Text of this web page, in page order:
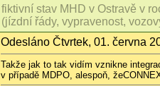
fiktivní stav MHD v Ostravě v
(jízdní řády, vypravenost,
Odesláno Čtvrtek, 01. června
Takže jak to tak vidím vznikne
v případě MDPO, alespoň,